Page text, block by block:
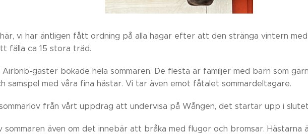
vi har äntligen fått ordning på alla hagar efter att den stränga vintern
fälla ca 15 stora träd.
Airbnb-gäster bokade hela sommaren. De flesta är familjer med barn som
samspel med våra fina hästar. Vi tar även emot fåtalet sommardeltagare.
från vårt uppdrag att undervisa på Wången, det startar upp i
sommaren även om det innebär att bråka med flugor och bromsar. Hästarna